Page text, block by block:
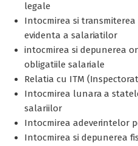
legale
Intocmirea si
evidenta a salariatilor
intocmirea si depunerea
obligatiile salariale
Relatia cu ITM
Intocmirea lunara a
salariilor
Intocmirea adeverintelor
Intocmirea si depunerea